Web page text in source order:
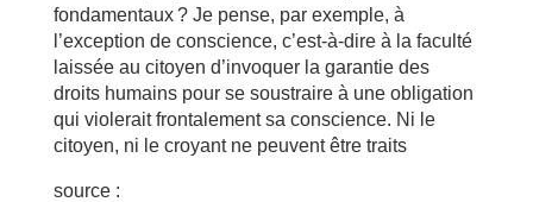
fondamentaux ? Je pense, par exemple, à
l’exception de conscience, c’est-à-dire à la faculté
laissée au citoyen d’invoquer la garantie des
droits humains pour se soustraire à une obligation
qui violerait frontalement sa conscience. Ni le
citoyen, ni le croyant ne peuvent être traits
source :